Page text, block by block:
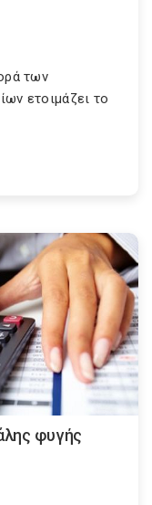
των
ετοιμάζει το
φυγής